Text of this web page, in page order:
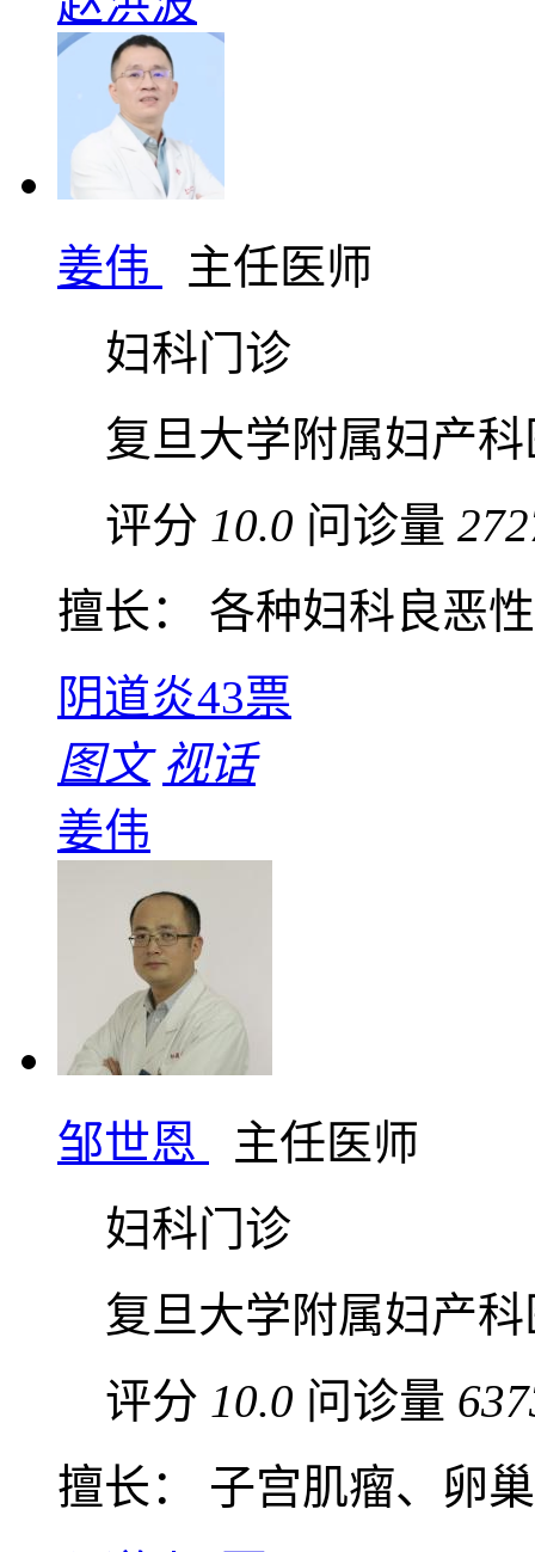
姜伟
主任医师
妇科门诊
复旦大学附属妇产
评分 10.0 问诊量
擅长： 各种妇科良恶
阴道炎43票
图文 视话
姜伟
邹世恩
主任医师
妇科门诊
复旦大学附属妇产
评分 10.0 问诊量
擅长： 子宫肌瘤、卵